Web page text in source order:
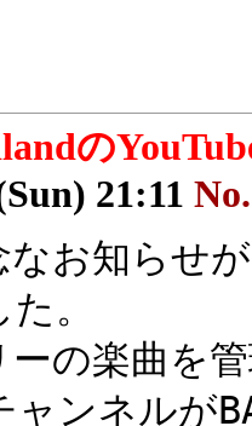
の
21:11
なお知らせ
。
ーの楽曲を
ャンネルが